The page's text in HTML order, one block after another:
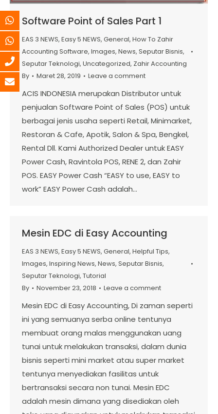
Software Point of Sales Part 1
EAS 3 NEWS, Easy 5 NEWS, General, How To Zahir
Accounting Software, Images, News, Seputar Bisnis,
Seputar Teknologi, Uncategorized, Zahir Accounting
By
Maret 28, 2019 Leave a comment
ACIS INDONESIA merupakan Distributor untuk
penjualan Software Point of Sales (POS) untuk
berbagai jenis usaha seperti Retail, Minimarket,
Restoran & Cafe, Apotik, Salon & Spa, Bengkel,
Rental Dll. Kami Authorized Dealer untuk EASY
Power Cash, Ravintola POS, RENE 2, dan Zahir
POS. EASY Power Cash “EASY to use, EASY to
work” EASY Power Cash adalah…
Mesin EDC di Easy Accounting
EAS 3 NEWS, Easy 5 NEWS, General, Helpful Tips,
Images, Inspiring News, News, Seputar Bisnis,
Seputar Teknologi, Tutorial
By
November 23, 2018 Leave a comment
Mesin EDC di Easy Accounting, Di zaman seperti
ini yang semuanya serba online tentunya
membuat orang malas menggunakan uang
tunai untuk melakukan transaksi, dalam dunia
bisnis seperti mini market atau super market
tentunya menyediakan fasilitas untuk
bertransaksi secara non tunai. Mesin EDC
adalah mesin dimana yang disediakan oleh